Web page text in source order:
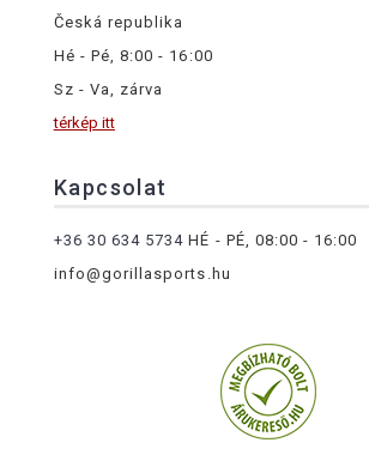
Česká republika
Hé - Pé, 8:00 - 16:00
Sz - Va, zárva
térkép itt
Kapcsolat
+36 30 634 5734 HÉ - PÉ, 08:00 - 16:00
info@gorillasports.hu